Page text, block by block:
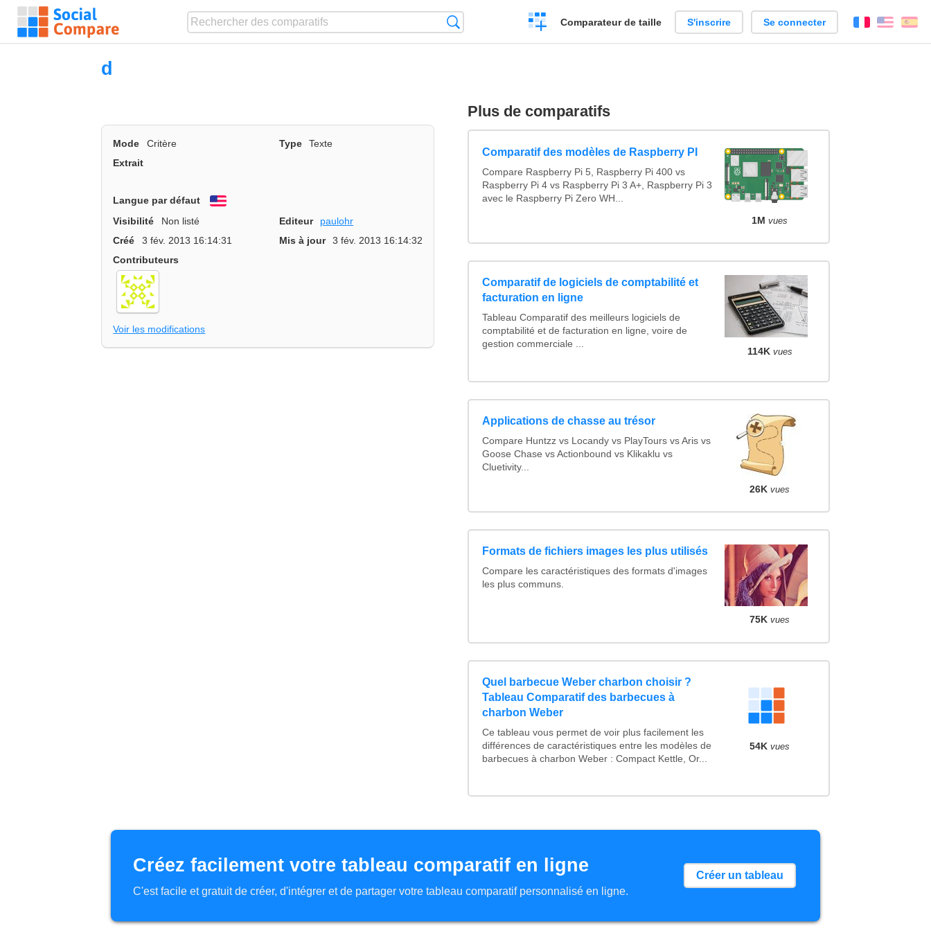
Créer
un
Comparateur de taille S'inscrire Se connecter FrançaisEnglish
d
Mode Critère Type
Texte
Extrait
Langue par défaut
Visibilité
Non listé Editeur
paulohr
Créé
3 fév. 2013 16:14:31 Mis à jour
3 fév. 2013 16:14:32
Contributeurs
Voir les modifications
Plus de comparatifs
Comparatif des modèles de Raspberry PI
Compare Raspberry Pi 5, Raspberry Pi 400 vs
Raspberry Pi 4 vs Raspberry Pi 3 A+, Raspberry Pi 3
avec le Raspberry Pi Zero WH...
1M vues
Comparatif de logiciels de comptabilité et
facturation en ligne
Tableau Comparatif des meilleurs logiciels de
comptabilité et de facturation en ligne, voire de
gestion commerciale ...
114K vues
Applications de chasse au trésor
Compare Huntzz vs Locandy vs PlayTours vs Aris vs
Goose Chase vs Actionbound vs Klikaklu vs
Cluetivity...
26K vues
Formats de fichiers images les plus utilisés
Compare les caractéristiques des formats d'images
les plus communs.
75K vues
Quel barbecue Weber charbon choisir ?
Tableau Comparatif des barbecues à
charbon Weber
Ce tableau vous permet de voir plus facilement les
différences de caractéristiques entre les modèles de
barbecues à charbon Weber : Compact Kettle, Or...
54K vues
Créez facilement votre tableau comparatif en ligne
C'est facile et gratuit de créer, d'intégrer et de partager votre tableau comparatif personnalisé en ligne.
Créer un tableau